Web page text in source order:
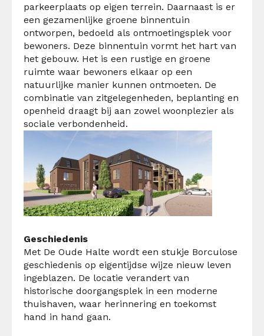
parkeerplaats op eigen terrein. Daarnaast is er
een gezamenlijke groene binnentuin
ontworpen, bedoeld als ontmoetingsplek voor
bewoners. Deze binnentuin vormt het hart van
het gebouw. Het is een rustige en groene
ruimte waar bewoners elkaar op een
natuurlijke manier kunnen ontmoeten. De
combinatie van zitgelegenheden, beplanting en
openheid draagt bij aan zowel woonplezier als
sociale verbondenheid.
Geschiedenis
Met De Oude Halte wordt een stukje Borculose
geschiedenis op eigentijdse wijze nieuw leven
ingeblazen. De locatie verandert van
historische doorgangsplek in een moderne
thuishaven, waar herinnering en toekomst
hand in hand gaan.